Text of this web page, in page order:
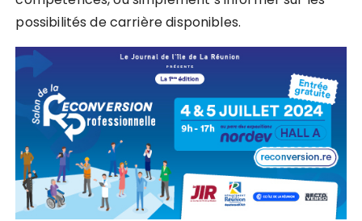
possibilités de carrière disponibles.